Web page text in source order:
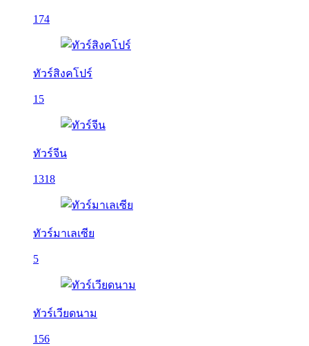
174
ทัวร์สิงคโปร์
15
ทัวร์จีน
1318
ทัวร์มาเลเซีย
5
ทัวร์เวียดนาม
156